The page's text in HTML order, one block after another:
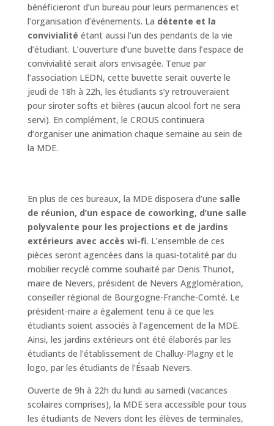
bénéficieront d’un bureau pour leurs permanences et
l’organisation d’événements. La détente et la
convivialité étant aussi l’un des pendants de la vie
d’étudiant. L’ouverture d’une buvette dans l’espace de
convivialité serait alors envisagée. Tenue par
l’association LEDN, cette buvette serait ouverte le
jeudi de 18h à 22h, les étudiants s’y retrouveraient
pour siroter softs et bières (aucun alcool fort ne sera
servi). En complément, le CROUS continuera
d’organiser une animation chaque semaine au sein de
la MDE.
En plus de ces bureaux, la MDE disposera d’une salle
de réunion, d’un espace de coworking, d’une salle
polyvalente pour les projections et de jardins
extérieurs avec accès wi-fi. L’ensemble de ces
pièces seront agencées dans la quasi-totalité par du
mobilier recyclé comme souhaité par Denis Thuriot,
maire de Nevers, président de Nevers Agglomération,
conseiller régional de Bourgogne-Franche-Comté. Le
président-maire a également tenu à ce que les
étudiants soient associés à l’agencement de la MDE.
Ainsi, les jardins extérieurs ont été élaborés par les
étudiants de l’établissement de Challuy-Plagny et le
logo, par les étudiants de l’Ésaab Nevers.
Ouverte de 9h à 22h du lundi au samedi (vacances
scolaires comprises), la MDE sera accessible pour tous
les étudiants de Nevers dont les élèves de terminales,